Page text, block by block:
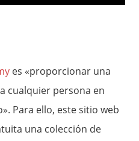
es «proporcionar una
cualquier persona en
Para ello, este sitio web
una colección de